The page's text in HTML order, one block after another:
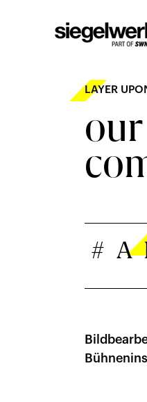
LAYER
our
# A